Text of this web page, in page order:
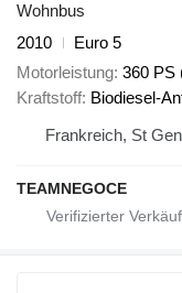
Wohnbus
2010
Euro 5
Motorleistung 360 PS
Kraftstoff Biodiesel-
Frankreich, St
TEAMNEGOCE